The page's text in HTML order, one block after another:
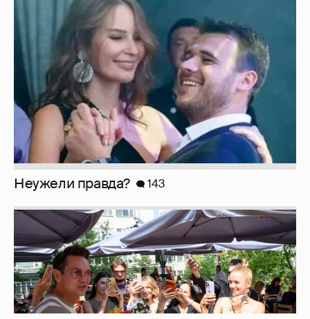
Неужели правда?
Анастасия Гребенкина, Женя Малахова,
Оксана Русланова и другие гости
фестиваля «Баланс вкуса и ритма»:
рассматриваем летние образы